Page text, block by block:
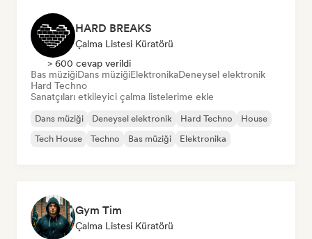
HARD BREAKS
Çalma Listesi Küratörü
> 600 cevap verildi
Bas müziğiDans müziğiElektronikaDeneysel elektronik
Hard Techno
Sanatçıları etkileyici çalma listelerime ekle
Dans müziği Deneysel elektronik Hard Techno
House
Tech House
Techno Bas müziği Elektronika
Gym Tim
Çalma Listesi Küratörü